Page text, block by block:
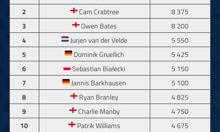
2
Cam Crabtree
8 375
3
Owen Bates
8 200
4
Jurjen van der Velde
5 550
5
Dominik Gruellich
5 425
6
Sebastian Białecki
5 150
7
Jannis Barkhausen
5 100
8
Ryan Branley
4 825
9
Charlie Manby
4 750
10
Patrik Williams 4 675